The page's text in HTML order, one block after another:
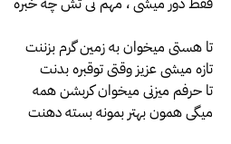
تا هستی میخوان به زمین گرم بزننت
تازه میشی عزیز وقتی تو‌قبره بدنت
تا حرفم میزنی میخوان کر‌بشن همه
میگی همون بهتر بمونه بسته دهنت